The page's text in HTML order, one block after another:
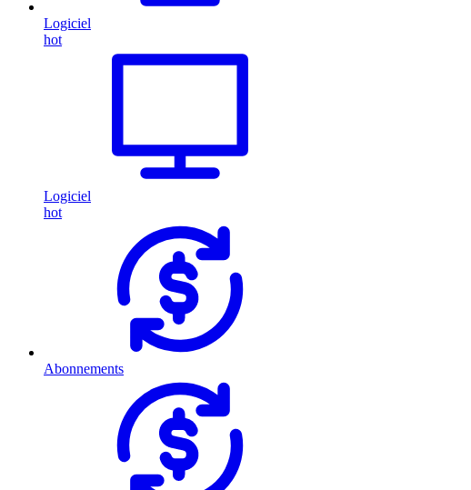
Logiciel
hot
Logiciel
hot
Abonnements